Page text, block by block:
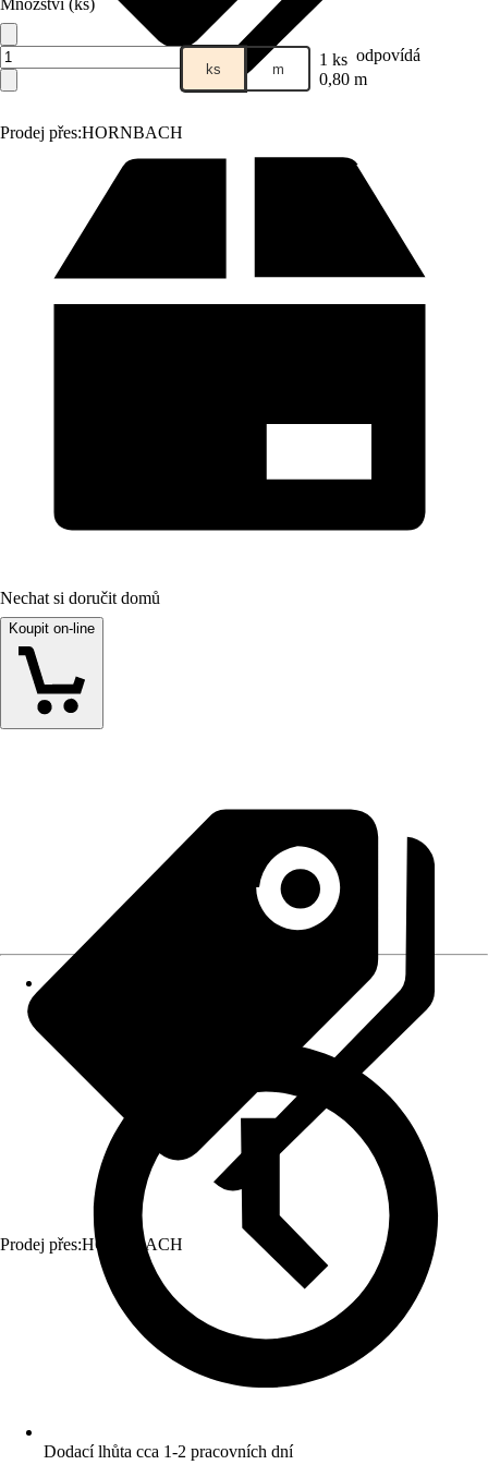
Prodej přes:HORNBACH
Množství (ks)
ks m 1 ks odpovídá
0,80 m
Nechat si doručit domů
Koupit on-line
Prodej přes:HORNBACH
Dodací lhůta cca 1-2 pracovních dní